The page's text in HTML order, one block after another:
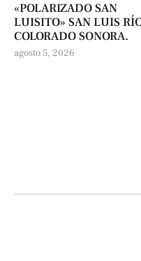
«POLARIZADO SAN
LUISITO» SAN LUIS
COLORADO SONORA.
agosto 5, 2026